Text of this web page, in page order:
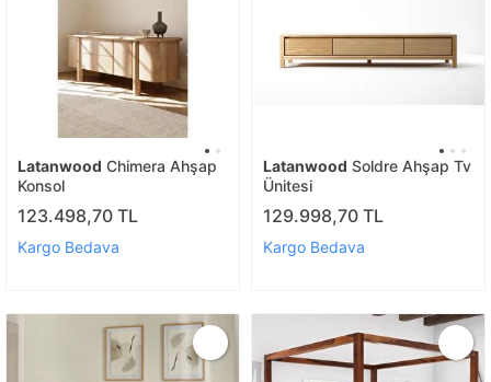
Latanwood Chimera Ahşap
Konsol
123.498,70 TL
Kargo Bedava
Latanwood Soldre Ahşap Tv
Ünitesi
129.998,70 TL
Kargo Bedava